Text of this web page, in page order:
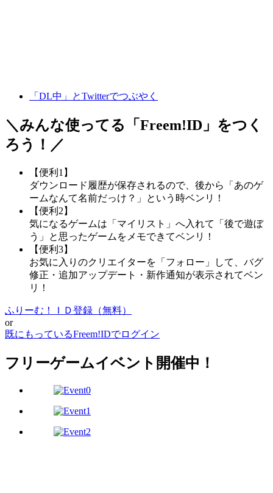
「DL中」とTwitterでつぶやく
＼みんな使ってる「 Freem!ID 」をつく
ろう！／
【便利1】
ダウンロード履歴が保存されるので、後から「あのゲ
ームなんて名前だっけ？」という時ベンリ！
【便利2】
気になるゲームは「マイリスト」へ入れて「後で遊ぼ
う」と思ったゲームをメモできてベンリ！
【便利3】
お気に入りのクリエイターを「フォロー」して、バグ
修正・追加アップデート・新作通知が表示されてベン
リ！
ふりーむ！ＩＤ登録（無料）
or
既にもっているFreem!IDでログイン
フリーゲームイベント開催中！